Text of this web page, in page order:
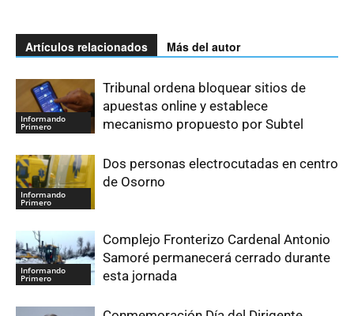
Artículos relacionados Más del autor
Informando
Primero
Tribunal ordena bloquear sitios de
apuestas online y establece
mecanismo propuesto por Subtel
Informando
Primero
Dos personas electrocutadas en centro
de Osorno
Informando
Primero
Complejo Fronterizo Cardenal Antonio
Samoré permanecerá cerrado durante
esta jornada